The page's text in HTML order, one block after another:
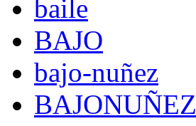
baile
BAJO
bajo-nuñez
BAJONUÑEZ